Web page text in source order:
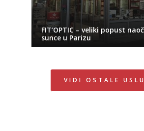
FIT’OPTIC – veliki popust
sunce u Parizu
VIDI OSTALE